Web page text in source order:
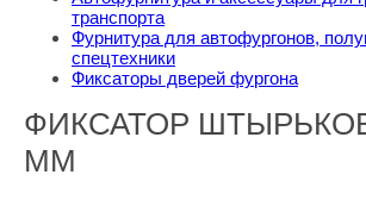
транспорта
Фурнитура для автофургонов,
спецтехники
Фиксаторы дверей фургона
ФИКСАТОР
ММ